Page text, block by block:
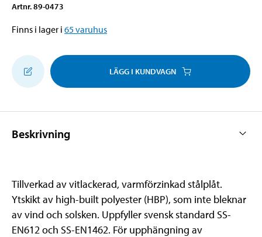
Artnr.89-0473
Finns i lager i 65varuhus
LÄGG I KUNDVAGN
Beskrivning
Tillverkad av vitlackerad, varmförzinkad stålplåt.
Ytskikt av high-built polyester (HBP), som inte bleknar
av vind och solsken. Uppfyller svensk standard SS-
EN612 och SS-EN1462. För upphängning av